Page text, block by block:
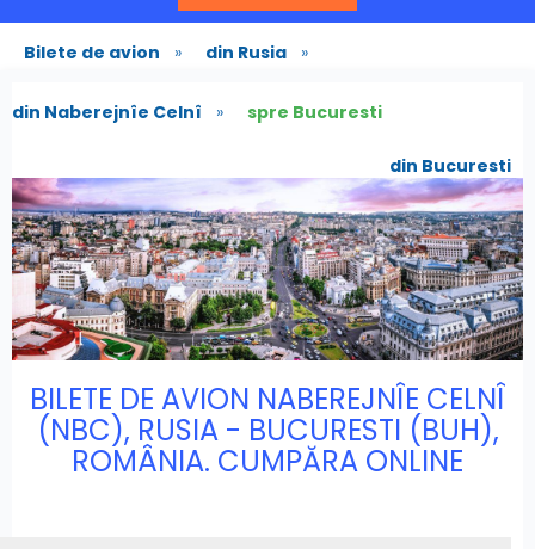
Bilete de avion » din Rusia »
din Naberejnîe Celnî » spre Bucuresti
din Bucuresti
BILETE DE AVION NABEREJNÎE CELNÎ
(NBC), RUSIA - BUCURESTI (BUH),
ROMÂNIA. CUMPĂRA ONLINE